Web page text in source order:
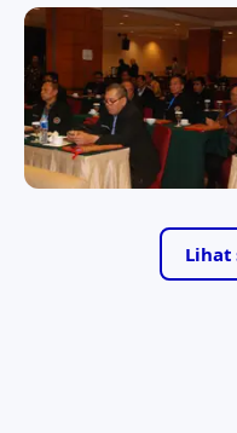
RAPAT KERJA II/2016
RAPAT KERJA II/2016
RAPAT KERJA II/2016
Lihat